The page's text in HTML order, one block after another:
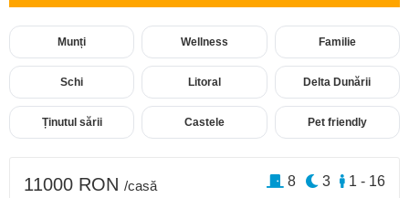
Munți Wellness Familie
Schi Litoral Delta Dunării
Ținutul sării Castele Pet friendly
11000 RON /casă 1 - 16
3
8